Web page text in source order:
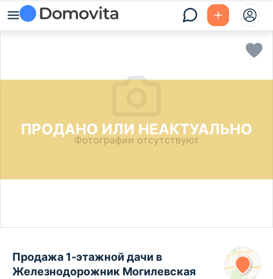
ПРОДАНО ИЛИ НЕАКТУАЛЬНО
Фотографии отсутствуют
Продажа 1-этажной дачи в
Железнодорожник Могилевская